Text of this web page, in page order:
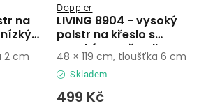
na
2 cm
LIVING 8904 - vysoký
polstr na křeslo s
vysokým opěradlem
Doppler
Skladem
499 Kč
48 × 119 cm, tloušťka 6 cm